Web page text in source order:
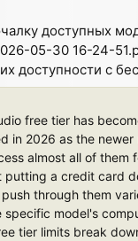
доступных
05-30 16-24-
доступности с
free tier has
in 2026 as the newer
almost all of them
putting a credit card
through them
model's
tier limits break